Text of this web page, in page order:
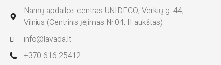
Namų apdailos centras UNIDECO, Verkių g. 44,
Vilnius (Centrinis įėjimas Nr.04, II aukštas)
info@lavada.lt
+370 616 25412